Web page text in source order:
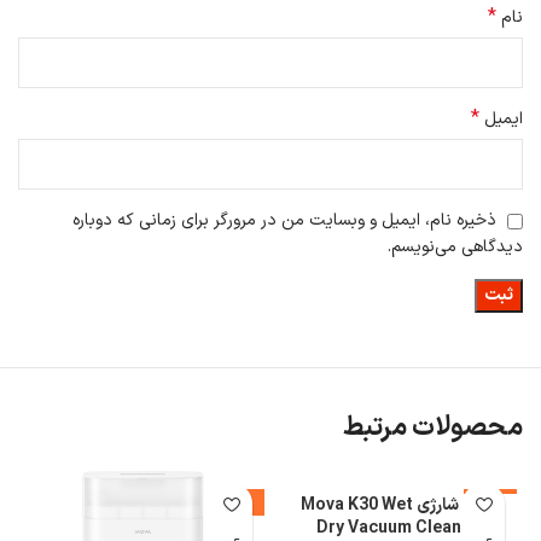
ذکر شده باشد.
نام*
ایمیل *
ذخیره نام، ایمیل و وبسایت من در مرورگر برای زمانی که دوباره
دیدگاهی می‌نویسم.
محصولات مرتبط
-13%
جارو شارژی Mova K30 Wet
Dry Vacuum Cleaner
-8%